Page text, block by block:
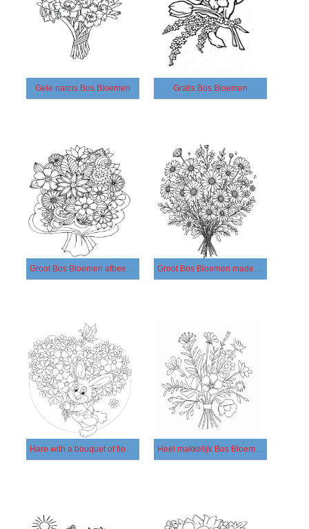
Gele narcis Bos Bloemen Gratis Bos Bloemen
Groot Bos Bloemen afbeelding Groot Bos Bloemen madeliefjes
Hare with a bouquet of flowers Heel makkelijk Bos Bloemen